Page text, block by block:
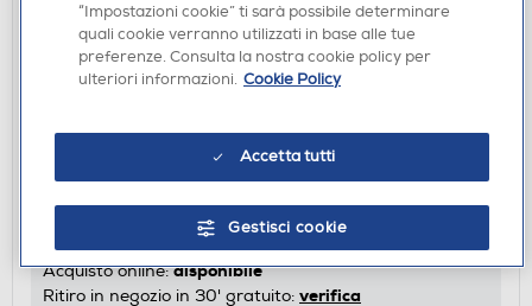
HAMA - CAVO AUDIO-Nero
Acquisto online:disponibile
Ritiro in negozio in 30' gratuito: verifica
“Impostazioni cookie” ti sarà possibile determinare
quali cookie verranno utilizzati in base alle tue
preferenze. Consulta la nostra cookie policy per
ulteriori informazioni. Cookie Policy
Accetta tutti
Gestisci cookie